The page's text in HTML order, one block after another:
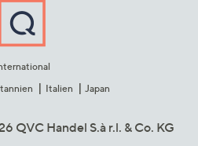
Italien Japan
QVC Handel S.à r.l. & Co. KG